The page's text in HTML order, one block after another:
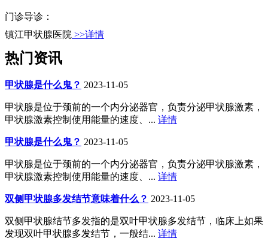
门诊导诊：
镇江甲状腺医院 >>详情
热门资讯
甲状腺是什么鬼？ 2023-11-05
甲状腺是位于颈前的一个内分泌器官，负责分泌甲状腺激素，
甲状腺激素控制使用能量的速度、... 详情
甲状腺是什么鬼？ 2023-11-05
甲状腺是位于颈前的一个内分泌器官，负责分泌甲状腺激素，
甲状腺激素控制使用能量的速度、... 详情
双侧甲状腺多发结节意味着什么？ 2023-11-05
双侧甲状腺结节多发指的是双叶甲状腺多发结节，临床上如果
发现双叶甲状腺多发结节，一般结... 详情